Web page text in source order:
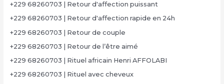
+229 68260703 | Retour d'affection puissant
+229 68260703 | Retour d'affection rapide en 24h
+229 68260703 | Retour de couple
+229 68260703 | Retour de l’être aimé
+229 68260703 | Rituel africain Henri AFFOLABI
+229 68260703 | Rituel avec cheveux